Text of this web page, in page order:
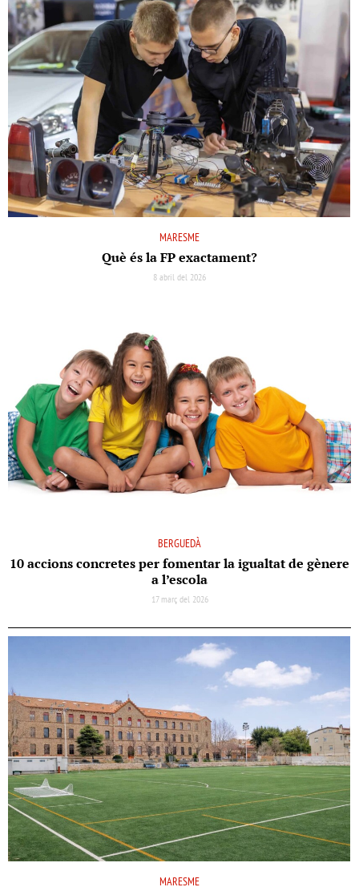
MARESME
Què és la FP exactament?
8 abril del 2026
BERGUEDÀ
10 accions concretes per fomentar la igualtat de gènere
a l’escola
17 març del 2026
MARESME